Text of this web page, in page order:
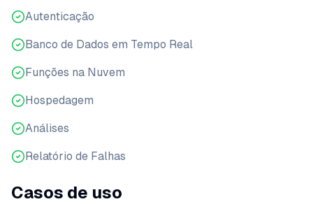
Autenticação
Banco de Dados em Tempo Real
Funções na Nuvem
Hospedagem
Análises
Relatório de Falhas
Casos de uso